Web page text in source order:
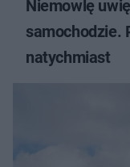
Niemowlę
samochodzie.
natychmiast